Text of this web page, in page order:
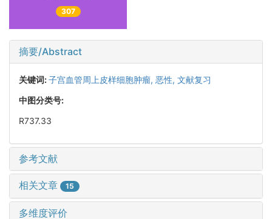
307
摘要/Abstract
关键词:子宫血管周上皮样细胞肿瘤, 恶性, 文献复习
中图分类号:
R737.33
参考文献
相关文章 15
多维度评价